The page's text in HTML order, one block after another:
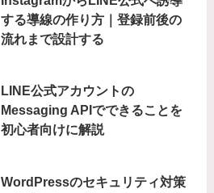
する導線の作り方｜登録前後の
流れまで設計する
LINE公式アカウントの
Messaging APIでできることを
初心者向けに解説
WordPressのセキュリティ対策